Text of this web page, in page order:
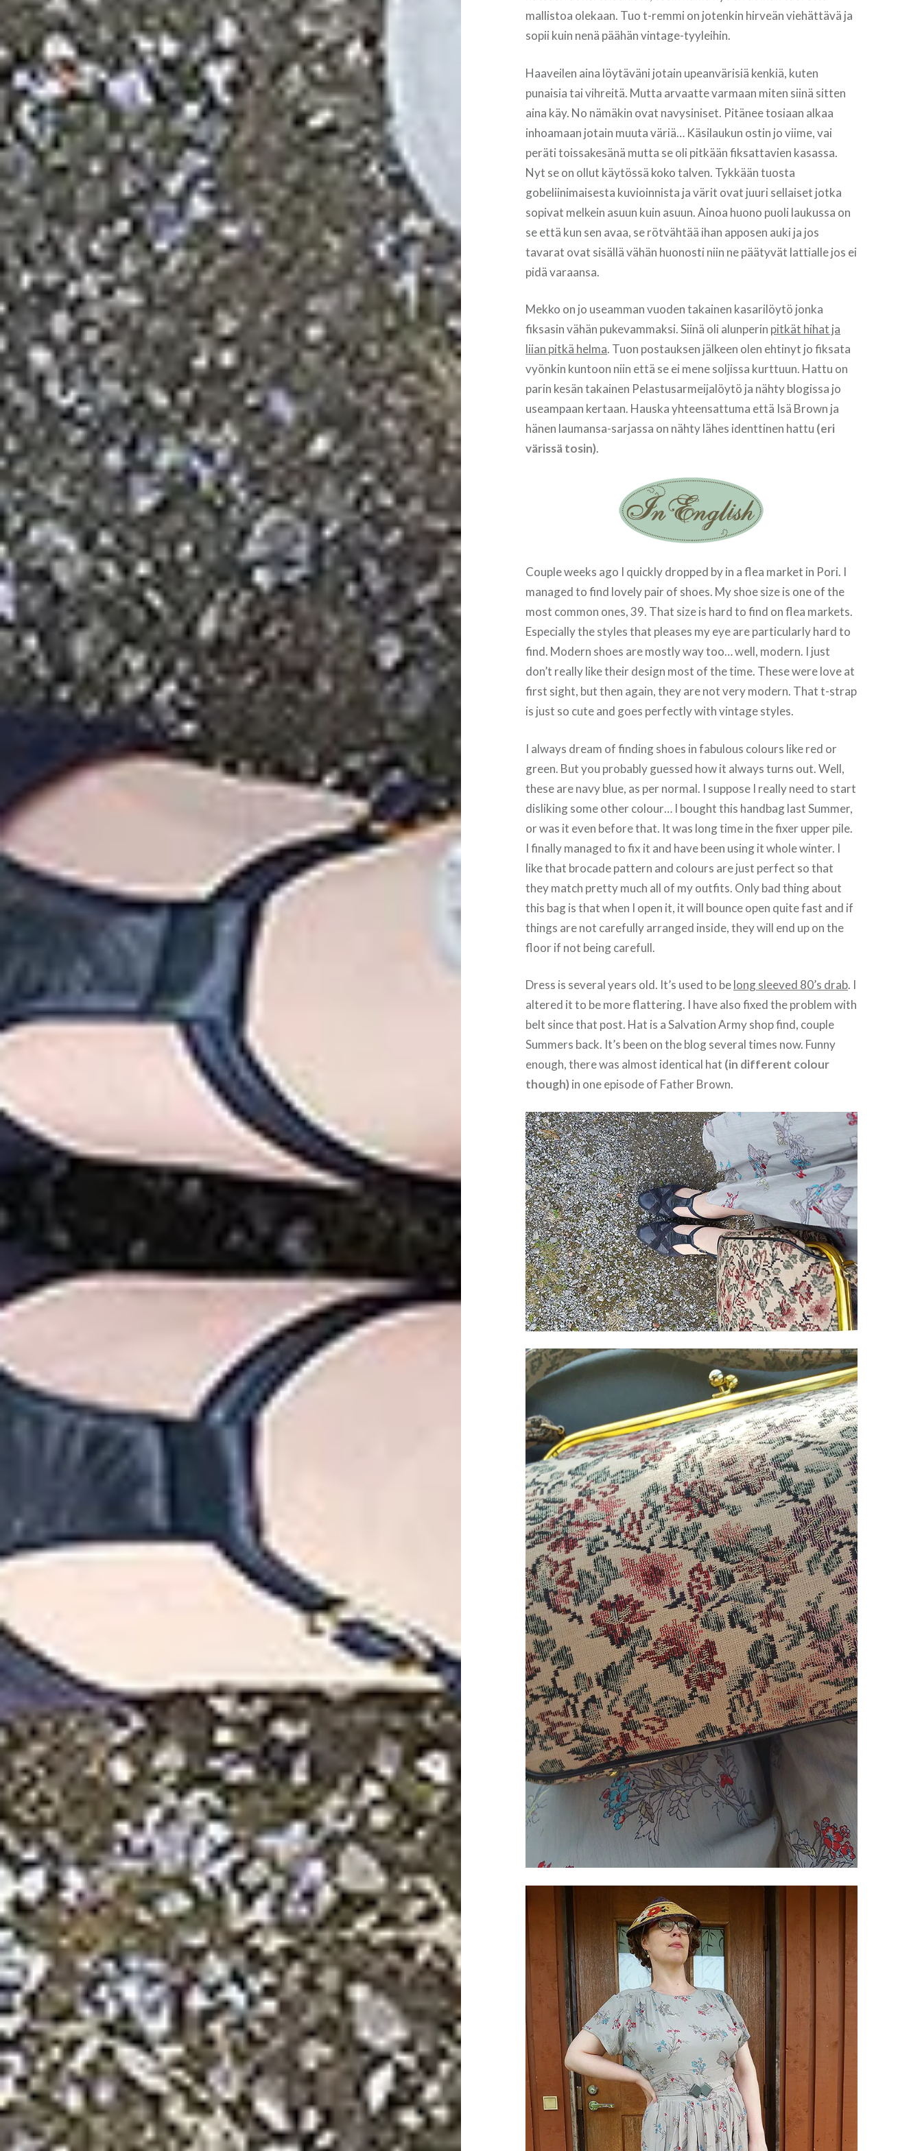
mallistoa olekaan. Tuo t-remmi on jotenkin hirveän viehättävä ja
sopii kuin nenä päähän vintage-tyyleihin.
Haaveilen aina löytäväni jotain upeanvärisiä kenkiä, kuten
punaisia tai vihreitä. Mutta arvaatte varmaan miten siinä sitten
aina käy. No nämäkin ovat navysiniset. Pitänee tosiaan alkaa
inhoamaan jotain muuta väriä… Käsilaukun ostin jo viime, vai
peräti toissakesänä mutta se oli pitkään fiksattavien kasassa.
Nyt se on ollut käytössä koko talven. Tykkään tuosta
gobeliinimaisesta kuvioinnista ja värit ovat juuri sellaiset jotka
sopivat melkein asuun kuin asuun. Ainoa huono puoli laukussa on
se että kun sen avaa, se rötvähtää ihan apposen auki ja jos
tavarat ovat sisällä vähän huonosti niin ne päätyvät lattialle jos ei
pidä varaansa.
Mekko on jo useamman vuoden takainen kasarilöytö jonka
fiksasin vähän pukevammaksi. Siinä oli alunperin pitkät hihat ja
liian pitkä helma. Tuon postauksen jälkeen olen ehtinyt jo fiksata
vyönkin kuntoon niin että se ei mene soljissa kurttuun. Hattu on
parin kesän takainen Pelastusarmeijalöytö ja nähty blogissa jo
useampaan kertaan. Hauska yhteensattuma että Isä Brown ja
hänen laumansa-sarjassa on nähty lähes identtinen hattu (eri
värissä tosin).
Couple weeks ago I quickly dropped by in a flea market in Pori. I
managed to find lovely pair of shoes. My shoe size is one of the
most common ones, 39. That size is hard to find on flea markets.
Especially the styles that pleases my eye are particularly hard to
find. Modern shoes are mostly way too… well, modern. I just
don’t really like their design most of the time. These were love at
first sight, but then again, they are not very modern. That t-strap
is just so cute and goes perfectly with vintage styles.
I always dream of finding shoes in fabulous colours like red or
green. But you probably guessed how it always turns out. Well,
these are navy blue, as per normal. I suppose I really need to start
disliking some other colour… I bought this handbag last Summer,
or was it even before that. It was long time in the fixer upper pile.
I finally managed to fix it and have been using it whole winter. I
like that brocade pattern and colours are just perfect so that
they match pretty much all of my outfits. Only bad thing about
this bag is that when I open it, it will bounce open quite fast and if
things are not carefully arranged inside, they will end up on the
floor if not being carefull.
Dress is several years old. It’s used to belong sleeved 80’s drab. I
altered it to be more flattering. I have also fixed the problem with
belt since that post. Hat is a Salvation Army shop find, couple
Summers back. It’s been on the blog several times now. Funny
enough, there was almost identical hat (in different colour
though) in one episode of Father Brown.